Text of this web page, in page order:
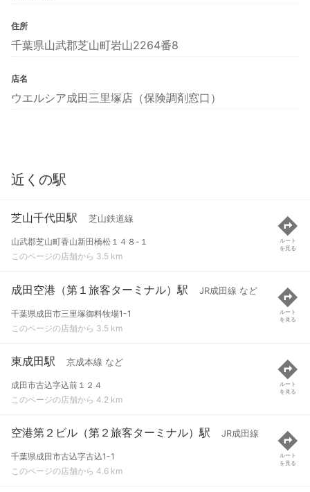
住所
千葉県山武郡芝山町岩山2264番8
店名
ウエルシア成田三里塚店（保険調剤窓口）
近くの駅
芝山千代田駅 芝山鉄道線
山武郡芝山町香山新田橋松１４８-１
このページの店舗から 3.5 km
ルート
を見る
成田空港（第１旅客ターミナル）駅 JR成田線 など
千葉県成田市三里塚御料牧場1-1
このページの店舗から 3.5 km
ルート
を見る
東成田駅 京成本線 など
成田市古込字込前１２４
このページの店舗から 4.2 km
ルート
を見る
空港第２ビル（第２旅客ターミナル）駅 JR成田線
千葉県成田市古込字古込1-1
このページの店舗から 4.6 km
ルート
を見る